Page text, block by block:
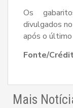
Os
divulgados no
após o último
Fonte/
Mais